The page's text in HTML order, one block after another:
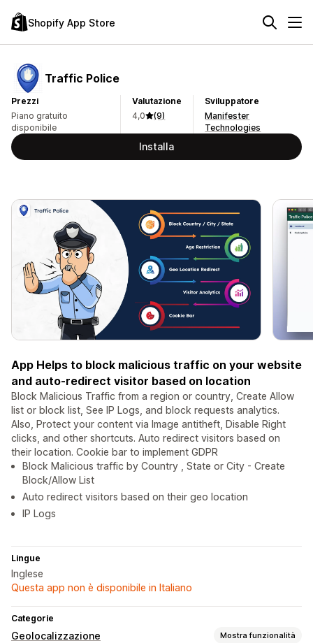
Shopify App Store
Traffic Police
Prezzi
Piano gratuito
disponibile
Valutazione
4,0
(9)
Sviluppatore
Manifester
Technologies
Installa
App Helps to block malicious traffic on your website
and auto-redirect visitor based on location
Block Malicious Traffic from a region or country, Create Allow
list or block list, See IP Logs, and block requests analytics.
Also, Protect your content via Image antitheft, Disable Right
clicks, and other shortcuts. Auto redirect visitors based on
their location. Cookie bar to implement GDPR
Block Malicious traffic by Country , State or City - Create
Block/Allow List
Auto redirect visitors based on their geo location
IP Logs
Lingue
Inglese
Questa app non è disponibile in Italiano
Categorie
Geolocalizzazione Mostra funzionalità